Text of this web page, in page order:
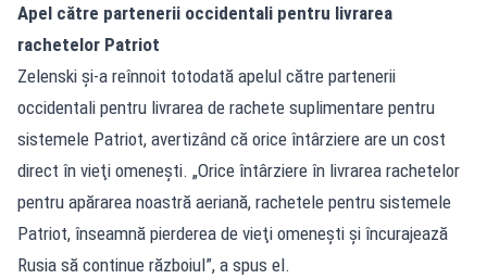
Apel către partenerii occidentali pentru livrarea
rachetelor Patriot
Zelenski şi-a reînnoit totodată apelul către partenerii
occidentali pentru livrarea de rachete suplimentare pentru
sistemele Patriot, avertizând că orice întârziere are un cost
direct în vieţi omeneşti. „Orice întârziere în livrarea rachetelor
pentru apărarea noastră aeriană, rachetele pentru sistemele
Patriot, înseamnă pierderea de vieţi omeneşti şi încurajează
Rusia să continue războiul”, a spus el.